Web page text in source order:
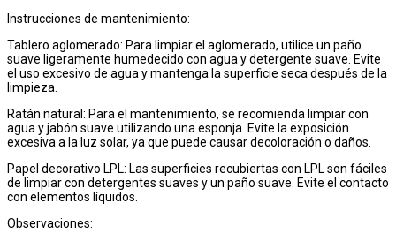
Instrucciones de mantenimiento:
Tablero aglomerado: Para limpiar el aglomerado, utilice un paño
suave ligeramente humedecido con agua y detergente suave. Evite
el uso excesivo de agua y mantenga la superficie seca después de la
limpieza.
Ratán natural: Para el mantenimiento, se recomienda limpiar con
agua y jabón suave utilizando una esponja. Evite la exposición
excesiva a la luz solar, ya que puede causar decoloración o daños.
Papel decorativo LPL: Las superficies recubiertas con LPL son fáciles
de limpiar con detergentes suaves y un paño suave. Evite el contacto
con elementos líquidos.
Observaciones: